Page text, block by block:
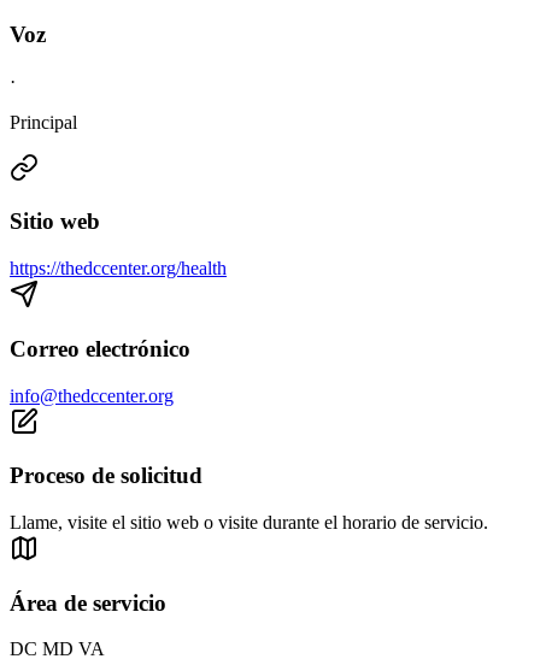
Voz
·
Principal
Sitio web
https://thedccenter.org/health
Correo electrónico
info@thedccenter.org
Proceso de solicitud
Llame, visite el sitio web o visite durante el horario de servicio.
Área de servicio
DC MD VA